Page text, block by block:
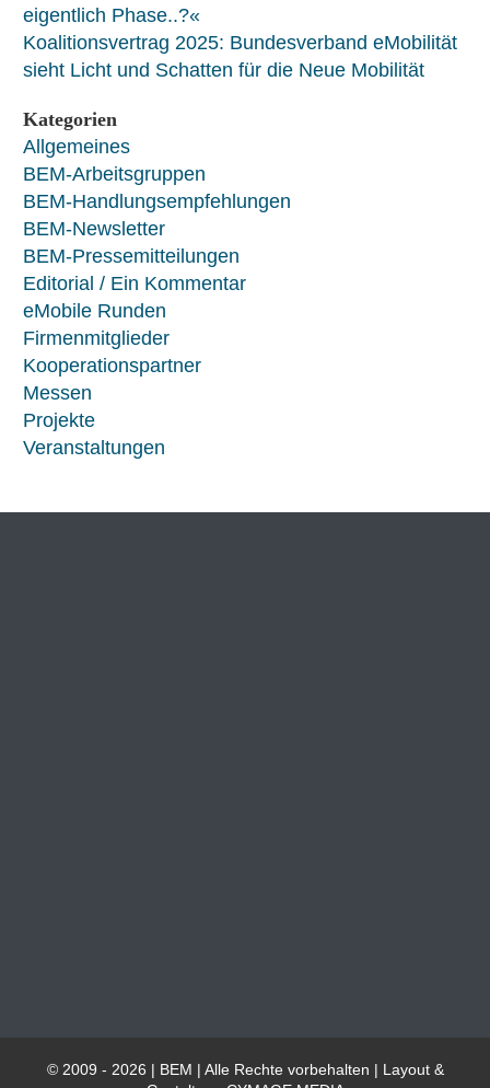
eigentlich Phase..?«
Koalitionsvertrag 2025: Bundesverband eMobilität
sieht Licht und Schatten für die Neue Mobilität
Kategorien
Allgemeines
BEM-Arbeitsgruppen
BEM-Handlungsempfehlungen
BEM-Newsletter
BEM-Pressemitteilungen
Editorial / Ein Kommentar
eMobile Runden
Firmenmitglieder
Kooperationspartner
Messen
Projekte
Veranstaltungen
© 2009 - 2026 | BEM | Alle Rechte vorbehalten | Layout &